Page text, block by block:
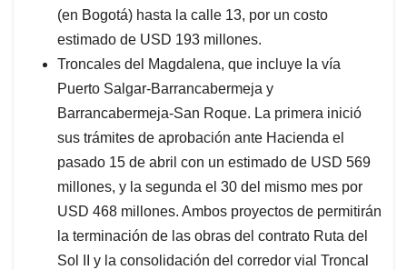
(en Bogotá) hasta la calle 13, por un costo
estimado de USD 193 millones.
Troncales del Magdalena, que incluye la vía
Puerto Salgar-Barrancabermeja y
Barrancabermeja-San Roque. La primera inició
sus trámites de aprobación ante Hacienda el
pasado 15 de abril con un estimado de USD 569
millones, y la segunda el 30 del mismo mes por
USD 468 millones. Ambos proyectos de permitirán
la terminación de las obras del contrato Ruta del
Sol II y la consolidación del corredor vial Troncal